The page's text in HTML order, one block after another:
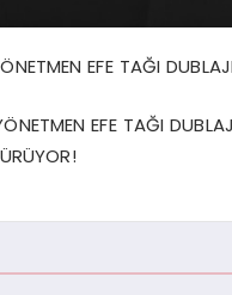
EFE TAĞI
EFE TAĞI